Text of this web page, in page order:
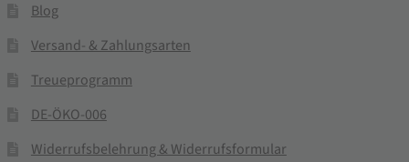
Blog
Versand- & Zahlungsarten
Treueprogramm
DE-ÖKO-006
Widerrufsbelehrung & Widerrufsformular